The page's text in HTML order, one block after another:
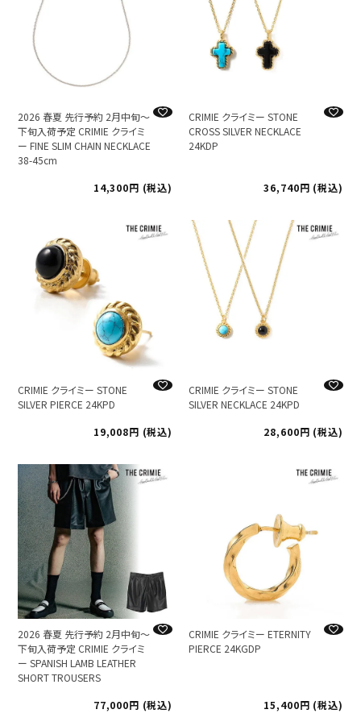
2026 春夏 先行予約 2月中旬～
下旬入荷予定 CRIMIE クライミ
ー FINE SLIM CHAIN NECKLACE
38-45cm
14,300
税込
CRIMIE クライミー STONE
CROSS SILVER NECKLACE
24KDP
36,740 税込
CRIMIE クライミー STONE
SILVER PIERCE 24KPD
19,008
税込
CRIMIE クライミー STONE
SILVER NECKLACE 24KPD
28,600
税込
2026 春夏 先行予約 2月中旬～
下旬入荷予定 CRIMIE クライミ
ー SPANISH LAMB LEATHER
SHORT TROUSERS
77,000
税込
CRIMIE クライミー ETERNITY
PIERCE 24KGDP
15,400 税込